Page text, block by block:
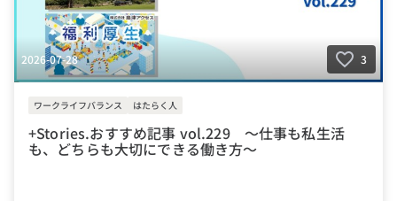
2026-07-28 3
ワークライフバランス はたらく人
+Stories.おすすめ記事 vol.229 ～仕事も私生活
も、どちらも大切にできる働き方～